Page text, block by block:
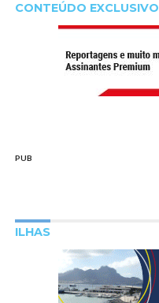
CONTEÚDO EXCLUSIVO
PUB
ILHAS